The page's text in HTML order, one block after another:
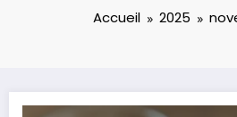
Accueil 2025